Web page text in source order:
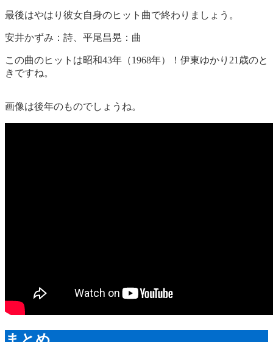
最後はやはり彼女自身のヒット曲で終わりましょう。
安井かずみ：詩、平尾昌晃：曲
この曲のヒットは昭和43年（1968年）！伊東ゆかり21歳のと
きですね。
画像は後年のものでしょうね。